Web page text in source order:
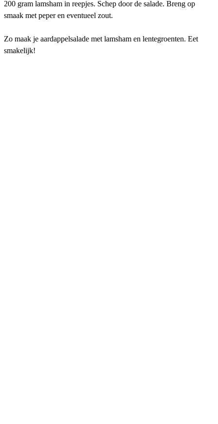
200 gram lamsham in reepjes. Schep door de salade. Breng op
smaak met peper en eventueel zout.
Zo maak je aardappelsalade met lamsham en lentegroenten. Eet
smakelijk!